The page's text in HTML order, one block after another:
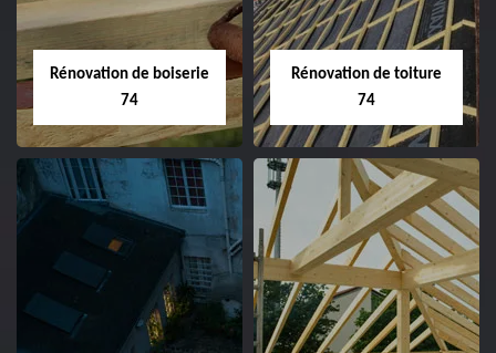
Rénovation de boiserie
74
Rénovation de toiture
74